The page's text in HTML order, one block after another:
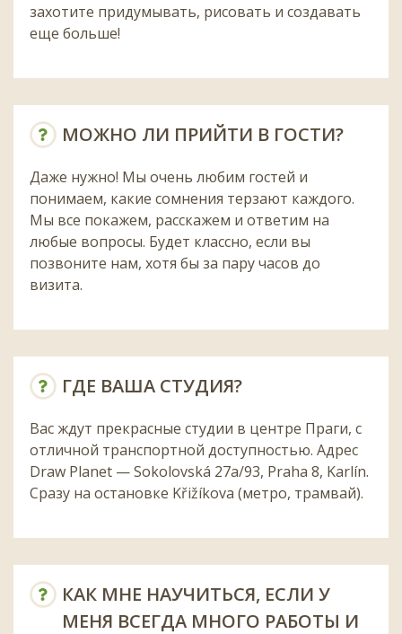
захотите придумывать, рисовать и создавать
еще больше!
МОЖНО ЛИ ПРИЙТИ В ГОСТИ?
Даже нужно! Мы очень любим гостей и
понимаем, какие сомнения терзают каждого.
Мы все покажем, расскажем и ответим на
любые вопросы. Будет классно, если вы
позвоните нам, хотя бы за пару часов до
визита.
ГДЕ ВАША СТУДИЯ?
Вас ждут прекрасные студии в центре Праги, с
отличной транспортной доступностью. Адрес
Draw Planet — Sokolovská 27a/93, Praha 8, Karlín.
Сразу на остановке Křižíkova (метро, трамвай).
КАК МНЕ НАУЧИТЬСЯ, ЕСЛИ У
МЕНЯ ВСЕГДА МНОГО РАБОТЫ И